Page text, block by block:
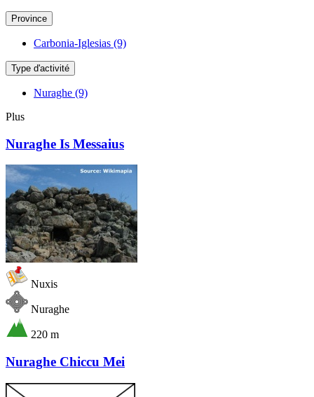
Province
Carbonia-Iglesias (9)
Type d'activité
Nuraghe (9)
Plus
Nuraghe Is Messaius
Nuxis
Nuraghe
220 m
Nuraghe Chiccu Mei